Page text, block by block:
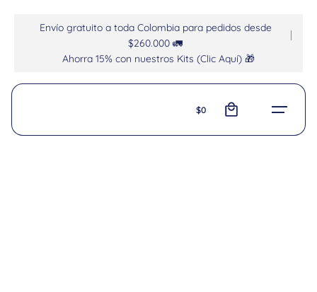
Envío gratuito a toda Colombia para pedidos desde
$260.000 🚛
Ahorra 15% con nuestros Kits (Clic Aquí) 🎁
$0